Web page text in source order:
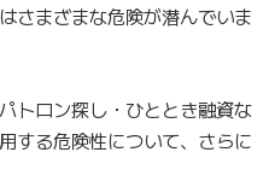
さまざまな危険が潜んでいま
トロン探し・ひととき融資な
する危険性について、さらに